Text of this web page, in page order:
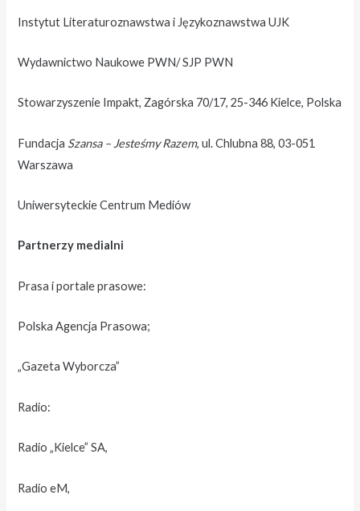
Instytut Literaturoznawstwa i Językoznawstwa UJK
Wydawnictwo Naukowe PWN/ SJP PWN
Stowarzyszenie Impakt, Zagórska 70/17, 25-346 Kielce, Polska
Fundacja Szansa – Jesteśmy Razem, ul. Chlubna 88, 03-051
Warszawa
Uniwersyteckie Centrum Mediów
Partnerzy medialni
Prasa i portale prasowe:
Polska Agencja Prasowa;
„Gazeta Wyborcza”
Radio:
Radio „Kielce” SA,
Radio eM,